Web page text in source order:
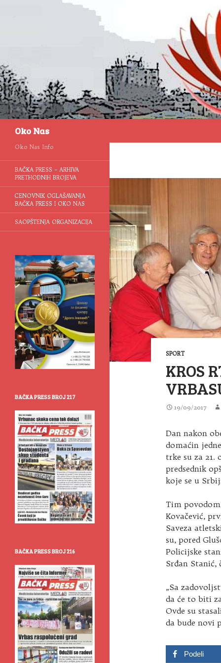
Oko Nas
SPORT
KROS
19/09/2017
Dan nakon
domaćin
trke su za 21.
predsednik
koje se u
Tim povodom
Kovačević,
Saveza
su, pored
Policijske
Srđan Stanić,
„Sa
da će to biti
Ovde su
da bude novi
Podeli
Oko Nas Info
BAČKA PRESS – ARHIVA
PRETHODNIH BROJEVA
CENOVNIK OGLAŠAVANJA
BAČKA PRESS I OKO NAS
SAOPŠTENJA ORGANIZACIJA
BAČKA PRESS BROJ 217
BAČKA PRESS BROJ 216